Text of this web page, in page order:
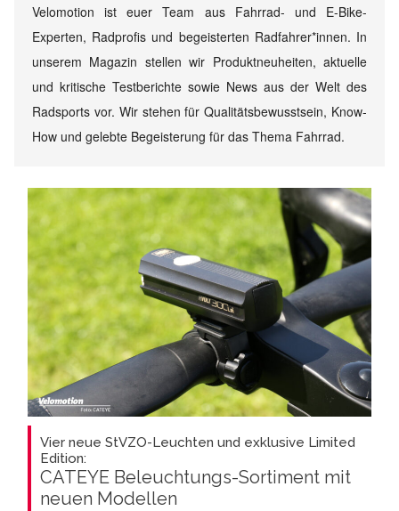
Velomotion ist euer Team aus Fahrrad- und E-Bike-
Experten, Radprofis und begeisterten Radfahrer*innen. In
unserem Magazin stellen wir Produktneuheiten, aktuelle
und kritische Testberichte sowie News aus der Welt des
Radsports vor. Wir stehen für Qualitätsbewusstsein, Know-
How und gelebte Begeisterung für das Thema Fahrrad.
Vier neue StVZO-Leuchten und exklusive Limited
Edition:
CATEYE Beleuchtungs-Sortiment mit
neuen Modellen